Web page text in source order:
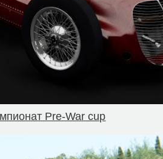
Pre-War cup